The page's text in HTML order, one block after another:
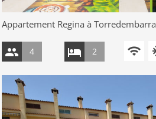
Appartement Regina à Torredembarra
4 2